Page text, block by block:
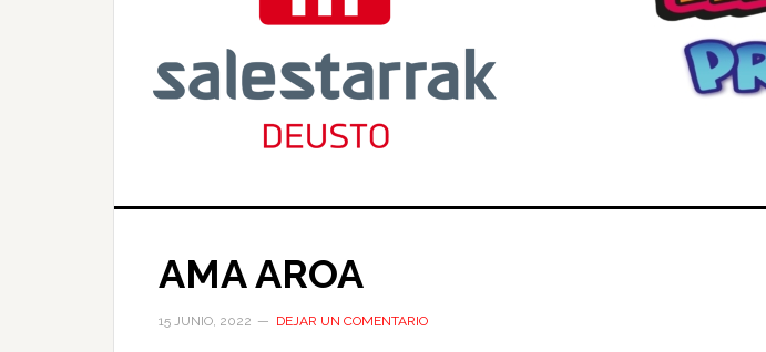
AMA AROA
15 JUNIO, 2022 DEJAR UN COMENTARIO